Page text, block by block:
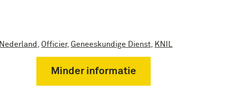
Nederland Officier, Geneeskundige Dienst KNIL
Minder informatie